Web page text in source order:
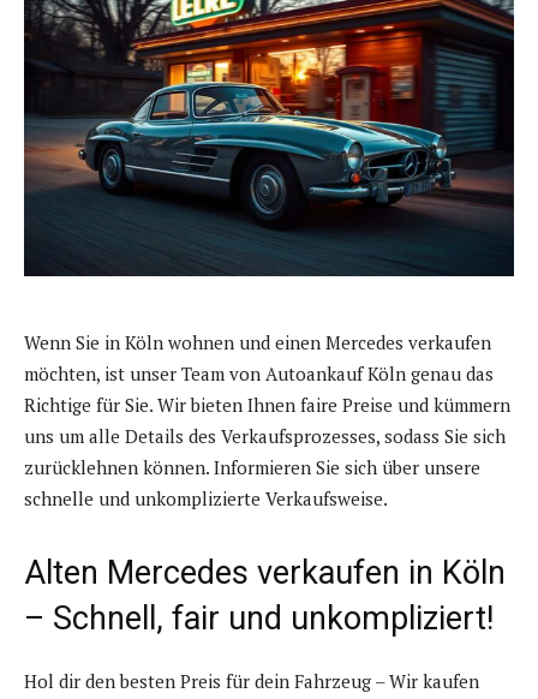
Wenn Sie in Köln wohnen und einen Mercedes verkaufen
möchten, ist unser Team von Autoankauf Köln genau das
Richtige für Sie. Wir bieten Ihnen faire Preise und kümmern
uns um alle Details des Verkaufsprozesses, sodass Sie sich
zurücklehnen können. Informieren Sie sich über unsere
schnelle und unkomplizierte Verkaufsweise.
Alten Mercedes verkaufen in Köln
– Schnell, fair und unkompliziert!
Hol dir den besten Preis für dein Fahrzeug – Wir kaufen